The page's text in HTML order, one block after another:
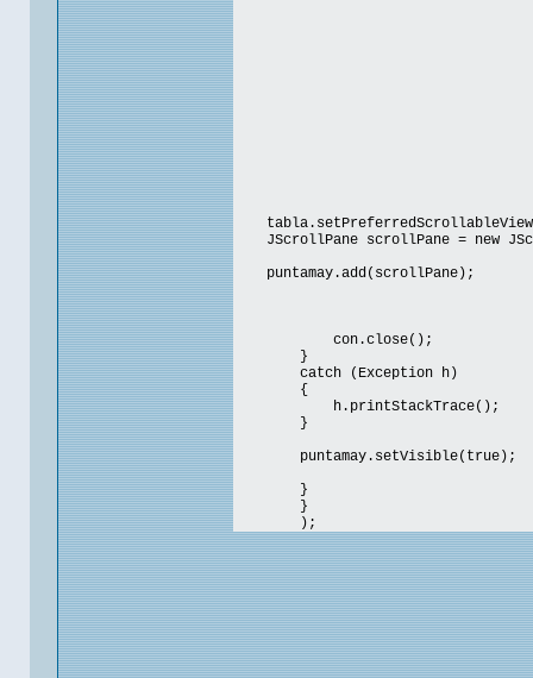
JScrollPane scrollPane = new
puntamay.add(scrollPane);
con.close();
}
catch (Exception h)
{
h.printStackTrace();
}
}
}
);